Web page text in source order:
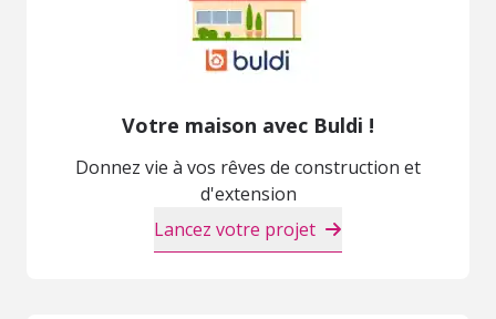
Votre maison avec Buldi !
Donnez vie à vos rêves de construction et
d'extension
Lancez votre projet